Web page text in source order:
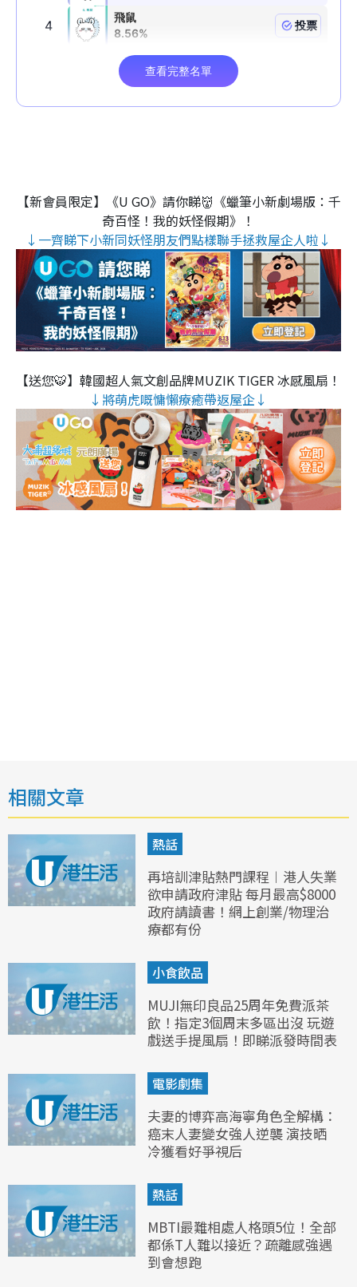
【新會員限定】《U GO》請你睇👹《蠟筆小新劇場版：千
奇百怪！我的妖怪假期》！
↓一齊睇下小新同妖怪朋友們點樣聯手拯救屋企人啦↓
【送您🐯】韓國超人氣文創品牌MUZIK TIGER 冰感風扇！
↓將萌虎嘅慵懶療癒帶返屋企↓
相關文章
熱話
再培訓津貼熱門課程︱港人失業
欲申請政府津貼 每月最高$8000
政府請讀書！網上創業/物理治
療都有份
小食飲品
MUJI無印良品25周年免費派茶
飲！指定3個周末多區出沒 玩遊
戲送手提風扇！即睇派發時間表
電影劇集
夫妻的博弈高海寧角色全解構：
癌末人妻變女強人逆襲 演技晒
冷獲看好爭視后
熱話
MBTI最難相處人格頭5位！全部
都係T人難以接近？疏離感強遇
到會想跑